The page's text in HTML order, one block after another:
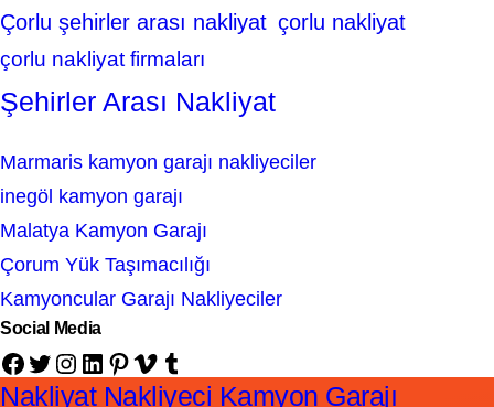
Çorlu şehirler arası nakliyat çorlu nakliyat
çorlu nakliyat firmaları
Şehirler Arası Nakliyat
Marmaris kamyon garajı nakliyeciler
inegöl kamyon garajı
Malatya Kamyon Garajı
Çorum Yük Taşımacılığı
Kamyoncular Garajı Nakliyeciler
Social Media
Facebook Twitter Instagram LinkedIn Pinterest Vimeo Tumblr
Nakliyat Nakliyeci Kamyon Garajı